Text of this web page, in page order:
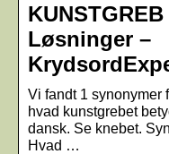
Løsninger –
Vi fandt 1 synonymer
hvad kunstgrebet
dansk. Se knebet.
Hvad …